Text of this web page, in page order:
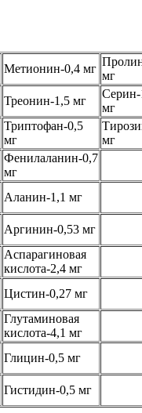
Метионин-0,4 мг
мг
Треонин-1,5 мг
Серин-
мг
Триптофан-0,5
мг
мг
Фенилаланин-0,7
мг
Аланин-1,1 мг
Аргинин-0,53 мг
Аспарагиновая
кислота-2,4 мг
Цистин-0,27 мг
Глутаминовая
кислота-4,1 мг
Глицин-0,5 мг
Гистидин-0,5 мг